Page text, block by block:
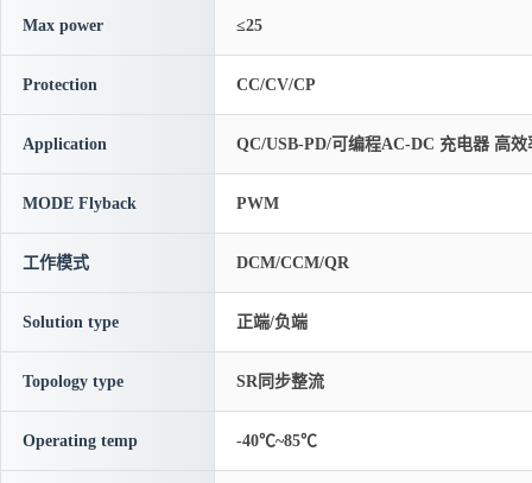
Max power ≤25
Protection CC/CV/CP
Application QC/USB-PD/可编程AC-DC 充电器 高
MODE Flyback PWM
工作模式 DCM/CCM/QR
Solution type 正端/负端
Topology type SR同步整流
Operating temp -40℃~85℃